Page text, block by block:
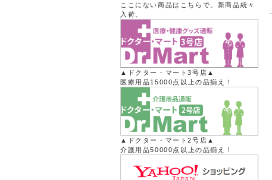
ここにない商品はこちらで。新商品続々
入荷。
▲ドクター・マート3号店▲
医療用品15000点以上の品揃え！
▲ドクター・マート2号店▲
介護用品50000点以上の品揃え！